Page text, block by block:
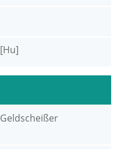
[Hu]
Geldscheißer